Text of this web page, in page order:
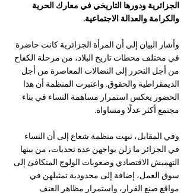
الجزائرية ودورها التاريخي في معارك الحرية
والكرامة والعدالة الاجتماعية.
وأشار البيان إلى أن المرأة الجزائرية كانت حاضرة
في مختلف محطات تاريخ البلاد، من مرحلة الكفاح
من أجل التحرر إلى النضالات المعاصرة من أجل
الديمقراطية والحقوق. واعتبرت المنظمة أن هذا
الحضور يعكس استمرار مساهمة النساء في بناء
مجتمع أكثر عدلًا ومساواة.
وفي المقابل، نبهت منظمة شعاع إلى أن النساء
في الجزائر ما زلن يواجهن عدة تحديات، من بينها
التهميش الاقتصادي وصعوبات الولوج المتكافئ إلى
سوق العمل، إضافة إلى محدودية تمثيلهن في
مواقع صنع القرار، واستمرار مظاهر العنف